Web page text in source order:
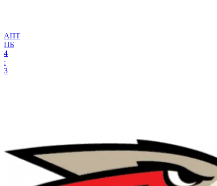
АПТ
ПБ
4
:
3